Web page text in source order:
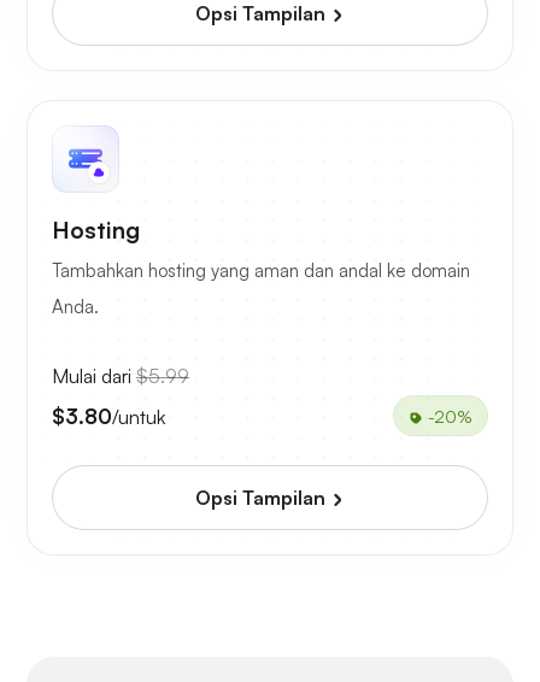
Opsi Tampilan
Hosting
Tambahkan hosting yang aman dan andal ke domain
Anda.
Mulai dari $5.99
$3.80/untuk -20%
Opsi Tampilan